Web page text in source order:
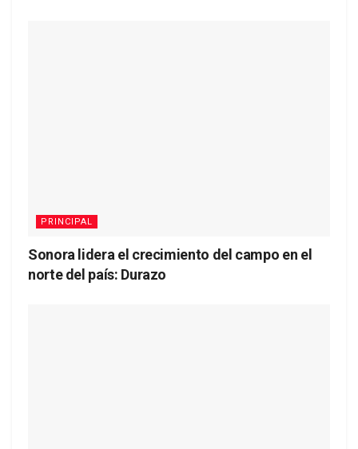
PRINCIPAL
Sonora lidera el crecimiento del campo en el
norte del país: Durazo